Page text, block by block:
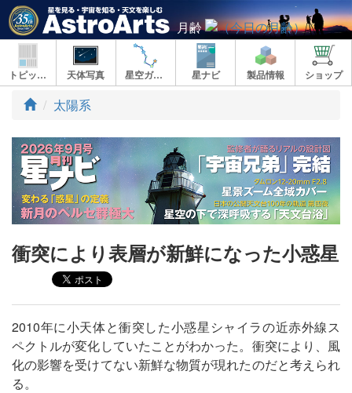
月齢
トピックス 天体写真 星空ガイド 星ナビ 製品情報 ショップ
ト
プ
太陽系
衝突により表層が新鮮になった小惑星
2010年に小天体と衝突した小惑星シャイラの近赤外線ス
ペクトルが変化していたことがわかった。衝突により、風
化の影響を受けてない新鮮な物質が現れたのだと考えられ
る。